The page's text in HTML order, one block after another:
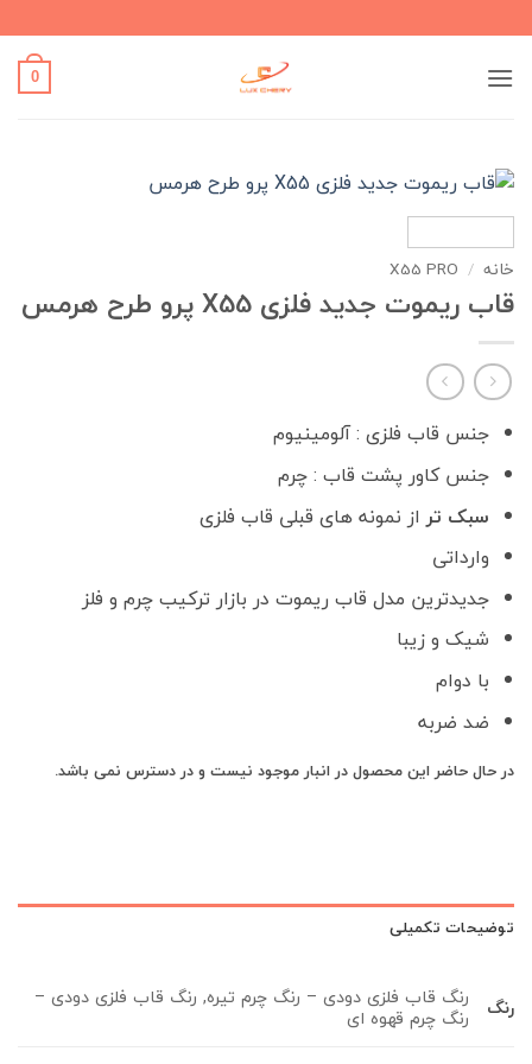
to
content
0
خانه /
X55 PRO
قاب ریموت جدید فلزی X55 پرو طرح هرمس
جنس قاب فلزی : آلومینیوم
جنس کاور پشت قاب : چرم
سبک تر از نمونه های قبلی قاب فلزی
وارداتی
جدیدترین مدل قاب ریموت در بازار ترکیب چرم و فلز
شیک و زیبا
با دوام
ضد ضربه
در حال حاضر این محصول در انبار موجود نیست و در دسترس نمی باشد.
توضیحات تکمیلی
رنگ رنگ قاب فلزی دودی – رنگ چرم تیره, رنگ قاب فلزی دودی –
رنگ چرم قهوه ای